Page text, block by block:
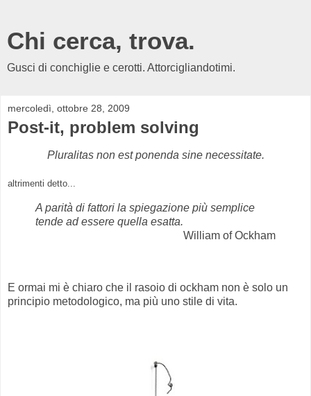
Chi cerca, trova.
Gusci di conchiglie e cerotti. Attorcigliandotimi.
mercoledì, ottobre 28, 2009
Post-it, problem solving
Pluralitas non est ponenda sine necessitate.
altrimenti detto...
A parità di fattori la spiegazione più semplice
tende ad essere quella esatta.
William of Ockham
E ormai mi è chiaro che il rasoio di ockham non è solo un
principio metodologico, ma più uno stile di vita.